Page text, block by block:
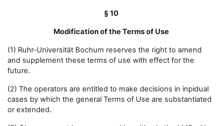
§ 10
Modification of the Terms of Use
(1) Ruhr-Universität Bochum reserves the right to amend
and supplement these terms of use with effect for the
future.
(2) The operators are entitled to make decisions in inpidual
cases by which the general Terms of Use are substantiated
or extended.